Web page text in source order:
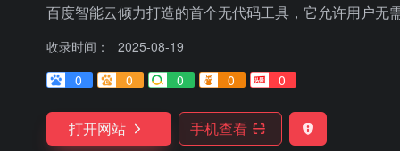
百度智能云倾力打造的首个无代码工具，它允许用户
收录时间：
2025-08-19
0
0 0 0 0
打开网站 手机查看